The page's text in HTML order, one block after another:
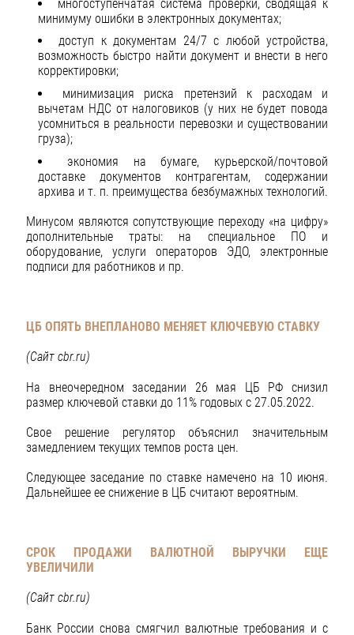
многоступенчатая система проверки, сводящая к
минимуму ошибки в электронных документах;
доступ к документам 24/7 с любой устройства,
возможность быстро найти документ и внести в него
корректировки;
минимизация риска претензий к расходам и
вычетам НДС от налоговиков (у них не будет повода
усомниться в реальности перевозки и существовании
груза);
экономия на бумаге, курьерской/почтовой
доставке документов контрагентам, содержании
архива и т. п. преимущества безбумажных технологий.
Минусом являются сопутствующие переходу «на цифру»
дополнительные траты: на специальное ПО и
оборудование, услуги операторов ЭДО, электронные
подписи для работников и пр.
ЦБ ОПЯТЬ ВНЕПЛАНОВО МЕНЯЕТ КЛЮЧЕВУЮ СТАВКУ
(Сайт cbr.ru)
На внеочередном заседании 26 мая ЦБ РФ снизил
размер ключевой ставки до 11% годовых с 27.05.2022.
Свое решение регулятор объяснил значительным
замедлением текущих темпов роста цен.
Следующее заседание по ставке намечено на 10 июня.
Дальнейшее ее снижение в ЦБ считают вероятным.
СРОК ПРОДАЖИ ВАЛЮТНОЙ ВЫРУЧКИ ЕЩЕ
УВЕЛИЧИЛИ
(Сайт cbr.ru)
Банк России снова смягчил валютные требования и с